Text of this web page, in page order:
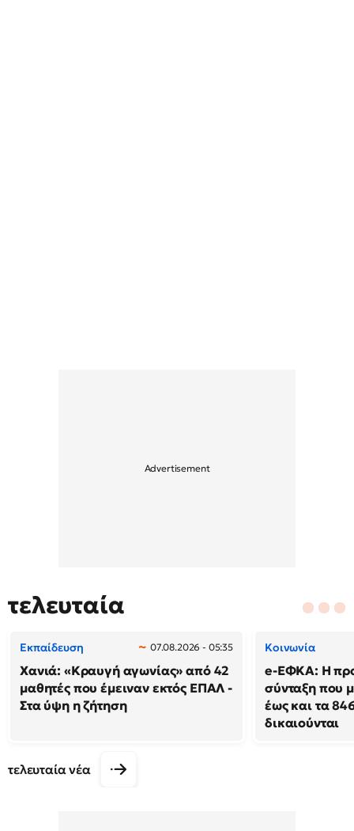
τελευταία
Εκπαίδευση 07.08.2026 - 05:35
Χανιά: «Κραυγή αγωνίας» από 42
μαθητές που έμειναν εκτός ΕΠΑΛ -
Στα ύψη η ζήτηση
Κοινωνία
e-ΕΦΚΑ: Η
σύνταξη που
έως και τα
δικαιούνται
τελευταία νέα